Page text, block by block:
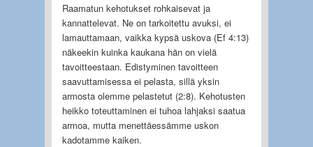
Raamatun kehotukset rohkaisevat ja
kannattelevat. Ne on tarkoitettu avuksi, ei
lamauttamaan, vaikka kypsä uskova (Ef 4:13)
näkeekin kuinka kaukana hän on vielä
tavoitteestaan. Edistyminen tavoitteen
saavuttamisessa ei pelasta, sillä yksin
armosta olemme pelastetut (2:8). Kehotusten
heikko toteuttaminen ei tuhoa lahjaksi saatua
armoa, mutta menettäessämme uskon
kadotamme kaiken.